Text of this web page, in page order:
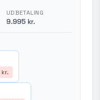
UDBETALING
9.995 kr.